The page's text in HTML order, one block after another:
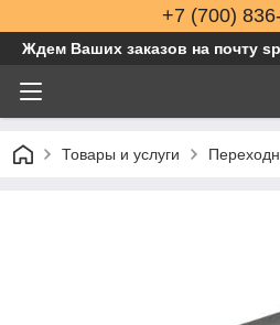
+7 (700)
Ждем Ваших заказов на почту
Товары и услуги